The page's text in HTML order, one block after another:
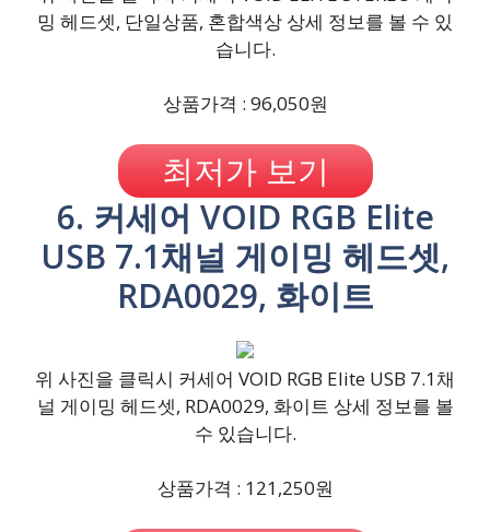
밍 헤드셋, 단일상품, 혼합색상 상세 정보를 볼 수 있
습니다.
상품가격 : 96,050원
최저가 보기
6. 커세어 VOID RGB Elite
USB 7.1채널 게이밍 헤드셋,
RDA0029, 화이트
위 사진을 클릭시 커세어 VOID RGB Elite USB 7.1채
널 게이밍 헤드셋, RDA0029, 화이트 상세 정보를 볼
수 있습니다.
상품가격 : 121,250원